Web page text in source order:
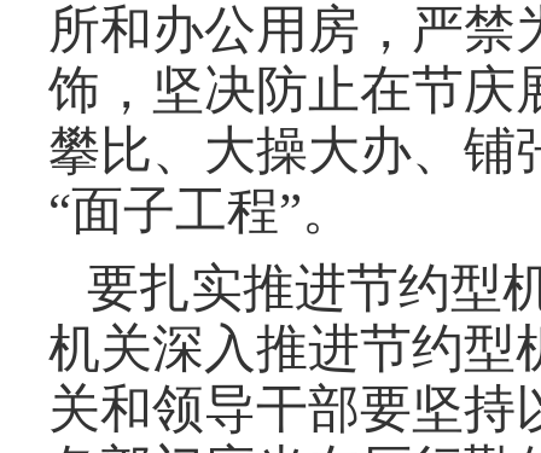
所和办公用房，严禁
饰，坚决防止在节庆
攀比、大操大办、铺
“面子工程”。
要扎实推进节约型
机关深入推进节约型
关和领导干部要坚持